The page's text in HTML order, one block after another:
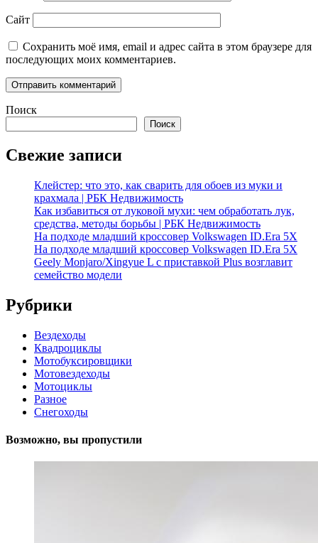
Сайт
Сохранить моё имя, email и адрес сайта в этом браузере для
последующих моих комментариев.
Поиск
Поиск
Свежие записи
Клейстер: что это, как сварить для обоев из муки и
крахмала | РБК Недвижимость
Как избавиться от луковой мухи: чем обработать лук,
средства, методы борьбы | РБК Недвижимость
На подходе младший кроссовер Volkswagen ID.Era 5X
На подходе младший кроссовер Volkswagen ID.Era 5X
Geely Monjaro/Xingyue L с приставкой Plus возглавит
семейство модели
Рубрики
Вездеходы
Квадроциклы
Мотобуксировщики
Мотовездеходы
Мотоциклы
Разное
Снегоходы
Возможно, вы пропустили